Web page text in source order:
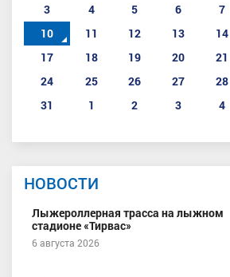
3
4 5 6 7
10
11 12 13 14
17
18 19 20 21
24
25 26 27 28
31
1 2 3 4
НОВОСТИ
Лыжероллерная трасса на лыжном
стадионе «Тирвас»
6 августа 2026